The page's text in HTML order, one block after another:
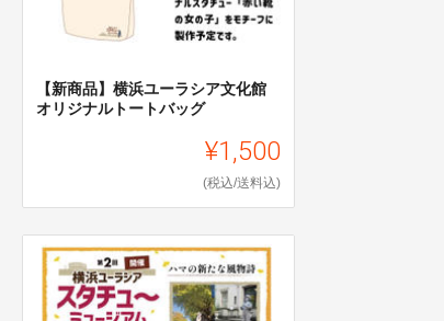
【新商品】横浜ユーラシア文化館
オリジナルトートバッグ
¥1,500
(税込/送料込)